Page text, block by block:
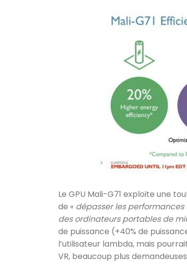
Le GPU Mali-G71 exploite une
de « dépasser les
des ordinateurs portables de
de puissance (+40% de
l’utilisateur lambda, mais
VR, beaucoup plus